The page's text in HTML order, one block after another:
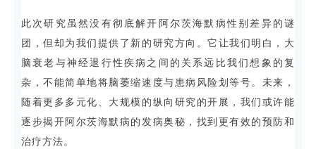
此次研究虽然没有彻底解开阿尔茨海默病性别差异的谜
团，但却为我们提供了新的研究方向。它让我们明白，大
脑衰老与神经退行性疾病之间的关系远比我们想象的复
杂，不能简单地将脑萎缩速度与患病风险划等号。未来，
随着更多多元化、大规模的纵向研究的开展，我们或许能
逐步揭开阿尔茨海默病的发病奥秘，找到更有效的预防和
治疗方法。